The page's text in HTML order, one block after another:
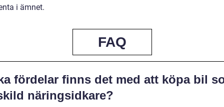
i ämnet.
FAQ
fördelar finns det med att köpa bil
näringsidkare?